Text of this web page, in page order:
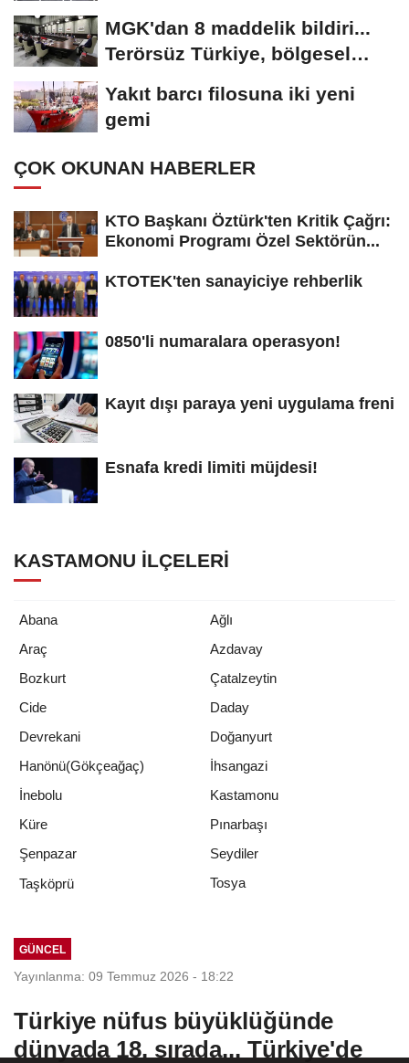
MGK'dan 8 maddelik bildiri...
Terörsüz Türkiye, bölgesel
Yakıt barcı filosuna iki yeni
gemi
ÇOK OKUNAN HABERLER
KTO Başkanı Öztürk'ten Kritik Çağrı:
Ekonomi Programı Özel Sektörün...
KTOTEK'ten sanayiciye rehberlik
0850'li numaralara operasyon!
Kayıt dışı paraya yeni uygulama freni
Esnafa kredi limiti müjdesi!
KASTAMONU İLÇELERI
Abana
Ağlı
Araç
Azdavay
Bozkurt
Çatalzeytin
Cide
Daday
Devrekani
Doğanyurt
Hanönü(Gökçeağaç)
İhsangazi
İnebolu
Kastamonu
Küre
Pınarbaşı
Şenpazar
Seydiler
Taşköprü
Tosya
GÜNCEL
Yayınlanma: 09 Temmuz 2026 - 18:22
Türkiye nüfus büyüklüğünde
dünyada 18. sırada... Türkiye'de